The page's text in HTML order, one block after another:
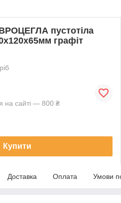
пустотіла
графіт
на сайті — 800 ₴
Купити
Доставка Оплата Умови